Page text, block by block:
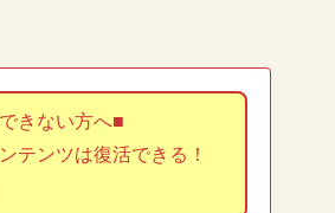
きない方へ■
テンツは復活できる！